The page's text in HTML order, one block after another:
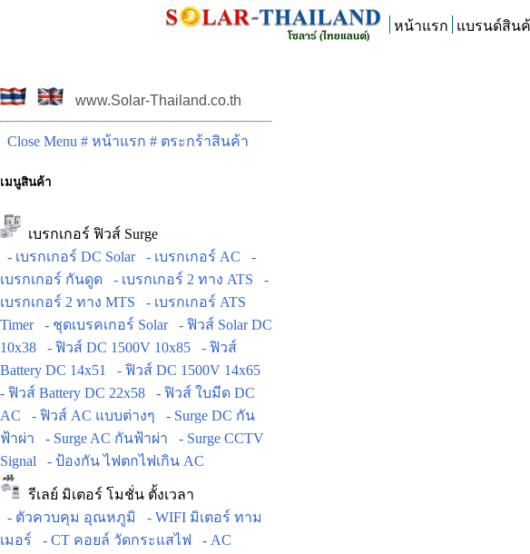
หน้าแรก แบรนด์สิน
www.Solar-Thailand.co.th
Close Menu # หน้าแรก # ตระกร้าสินค้า
เมนูสินค้า
เบรกเกอร์ ฟิวส์ Surge
- เบรกเกอร์ DC Solar
- เบรกเกอร์ AC
-
เบรกเกอร์ กันดูด
- เบรกเกอร์ 2 ทาง ATS
-
เบรกเกอร์ 2 ทาง MTS
- เบรกเกอร์ ATS
Timer
- ชุดเบรคเกอร์ Solar
- ฟิวส์ Solar DC
10x38
- ฟิวส์ DC 1500V 10x85
- ฟิวส์
Battery DC 14x51
- ฟิวส์ DC 1500V 14x65
- ฟิวส์ Battery DC 22x58
- ฟิวส์ ใบมีด DC
AC
- ฟิวส์ AC แบบต่างๆ
- Surge DC กัน
ฟ้าผ่า
- Surge AC กันฟ้าผ่า
- Surge CCTV
Signal
- ป้องกัน ไฟตกไฟเกิน AC
รีเลย์ มิเตอร์ โมชั่น ตั้งเวลา
- ตัวควบคุม อุณหภูมิ
- WIFI มิเตอร์ ทาม
เมอร์
- CT คอยล์ วัดกระแสไฟ
- AC